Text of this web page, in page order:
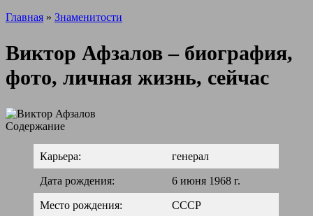
Главная » Знаменитости
Виктор Афзалов – биография,
фото, личная жизнь, сейчас
Содержание
Карьера: генерал
Дата рождения: 6 июня 1968 г.
Место рождения: СССР